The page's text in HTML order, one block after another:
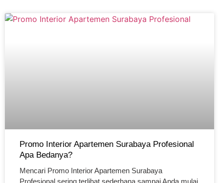
Promo Interior Apartemen Surabaya Profesional
Apa Bedanya?
Mencari Promo Interior Apartemen Surabaya